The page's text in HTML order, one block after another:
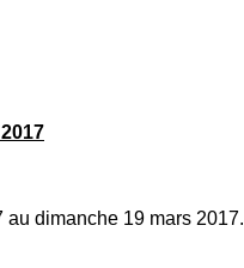
dimanche 19 mars 2017.